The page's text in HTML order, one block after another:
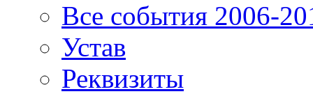
Все события 2006-
Устав
Реквизиты